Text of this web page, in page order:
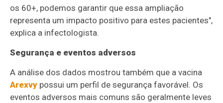
os 60+, podemos garantir que essa ampliação
representa um impacto positivo para estes pacientes",
explica a infectologista.
Segurança e eventos adversos
A análise dos dados mostrou também que a vacina
Arexvy possui um perfil de segurança favorável. Os
eventos adversos mais comuns são geralmente leves